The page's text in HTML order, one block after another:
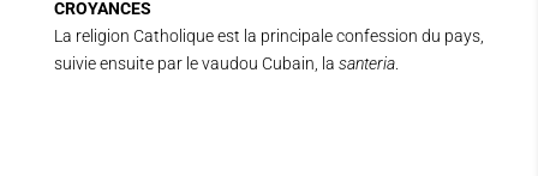
CROYANCES
La religion Catholique est la principale confession du pays,
suivie ensuite par le vaudou Cubain, la santeria.